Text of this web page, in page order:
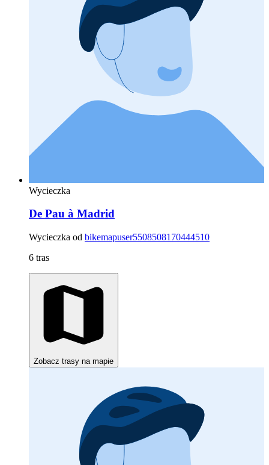
Wycieczka
De Pau à Madrid
Wycieczka od bikemapuser5508508170444510
6 tras
Zobacz trasy na mapie